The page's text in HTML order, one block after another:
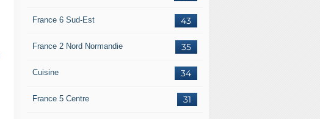
43
France 6 Sud-Est
35
France 2 Nord Normandie
34
Cuisine
31
France 5 Centre